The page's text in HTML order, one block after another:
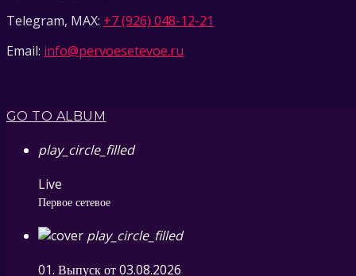
Telegram, MAX: +7 (926) 048-12-21
Email: info@pervoesetevoe.ru
GO TO ALBUM
play_circle_filled
Live
Первое сетевое
play_circle_filled
01. Выпуск от 03.08.2026